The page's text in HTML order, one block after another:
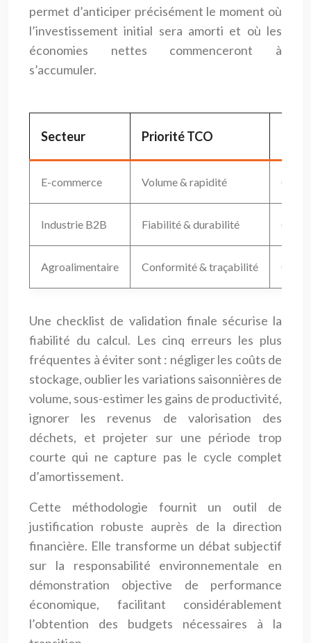
permet d’anticiper précisément le moment où
l’investissement initial sera amorti et où les
économies nettes commenceront à
s’accumuler.
Secteur Priorité TCO
E-commerce Volume & rapidité Coût
Industrie B2B Fiabilité & durabilité Coût
Agroalimentaire Conformité & traçabilité Coût
Une checklist de validation finale sécurise la
fiabilité du calcul. Les cinq erreurs les plus
fréquentes à éviter sont : négliger les coûts de
stockage, oublier les variations saisonnières de
volume, sous-estimer les gains de productivité,
ignorer les revenus de valorisation des
déchets, et projeter sur une période trop
courte qui ne capture pas le cycle complet
d’amortissement.
Cette méthodologie fournit un outil de
justification robuste auprès de la direction
financière. Elle transforme un débat subjectif
sur la responsabilité environnementale en
démonstration objective de performance
économique, facilitant considérablement
l’obtention des budgets nécessaires à la